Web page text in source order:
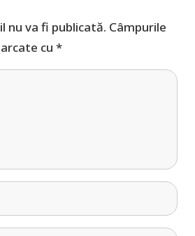
nu va fi publicată. Câmpurile
cu *